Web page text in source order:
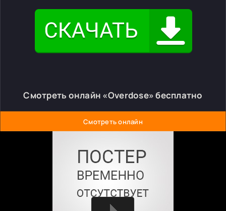
Смотреть онлайн «Overdose» бесплатно
Смотреть онлайн